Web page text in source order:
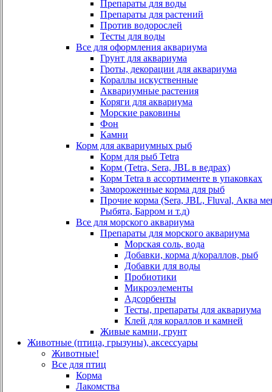
Препараты для воды
Препараты для растений
Против водорослей
Тесты для воды
Все для оформления аквариума
Грунт для аквариума
Гроты, декорации для аквариума
Кораллы искуственные
Аквариумные растения
Коряги для аквариума
Морские раковины
Фон
Камни
Корм для аквариумных рыб
Корм для рыб Tetra
Корм (Tetra, Sera, JBL в ведрах)
Корм Tetra в ассортименте в упаковках
Замороженные корма для рыб
Прочие корма (Sera, JBL, Fluval, Аква
Рыбята, Барром и т.д)
Все для морского аквариума
Препараты для морского аквариума
Морская соль, вода
Добавки, корма д/кораллов, рыб
Добавки для воды
Пробиотики
Микроэлементы
Адсорбенты
Тесты, препараты для аквариума
Клей для кораллов и камней
Живые камни, грунт
Животные (птица, грызуны), аксессуары
Животные!
Все для птиц
Корма
Лакомства